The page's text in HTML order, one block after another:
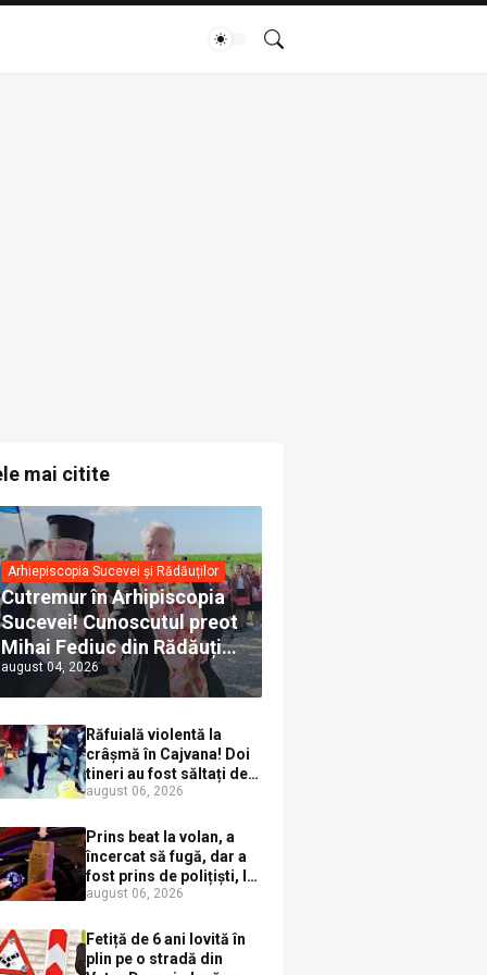
mai citite
Arhiepiscopia Sucevei și Rădăuților
Cutremur în Arhipiscopia
Sucevei! Cunoscutul preot
Mihai Fediuc din Rădăuți a
trecut la Biserica Creștină
Ortodoxă Valahă. ÎPS
Calinic anunță că îi
pregătește judecata
canonică
august 04, 2026
Răfuială violentă la
crâșmă în Cajvana! Doi
tineri au fost săltați de
polițiști după un scandal
distruse
august 06, 2026
Prins beat la volan, a
încercat să fugă, dar a
fost prins de polițiști, la
Dorna Candrenilor.
1,59 mg/l alcool pur în
aerul expirat
august 06, 2026
Fetiță de 6 ani lovită în
plin pe o stradă din